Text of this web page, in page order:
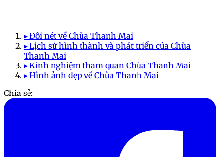
▸ Đôi nét về Chùa Thanh Mai
▸ Lịch sử hình thành và phát triển của Chùa
Thanh Mai
▸ Kinh nghiệm tham quan Chùa Thanh Mai
▸ Hình ảnh đẹp về Chùa Thanh Mai
Chia sẻ: